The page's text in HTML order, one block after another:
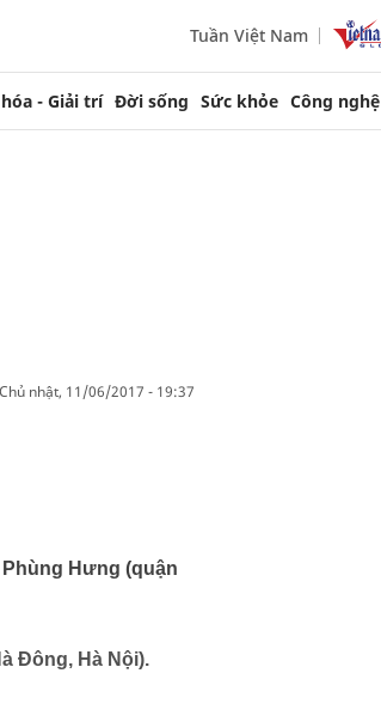
Tuần Việt Nam
- Giải trí Đời sống Sức khỏe Công nghệ
chủ nhật, 11/06/2017 - 19:37
Hưng (quận
Đông, Hà Nội).